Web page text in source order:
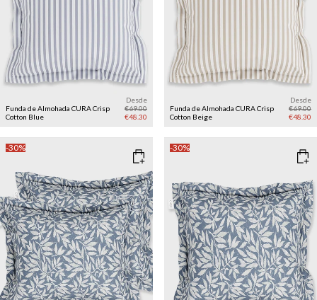
Funda de Almohada CURA Crisp
Cotton Blue
Desde
€69.00
€48.30
Funda de Almohada CURA Crisp
Cotton Beige
Desde
€69.00
€48.30
-30% -30%